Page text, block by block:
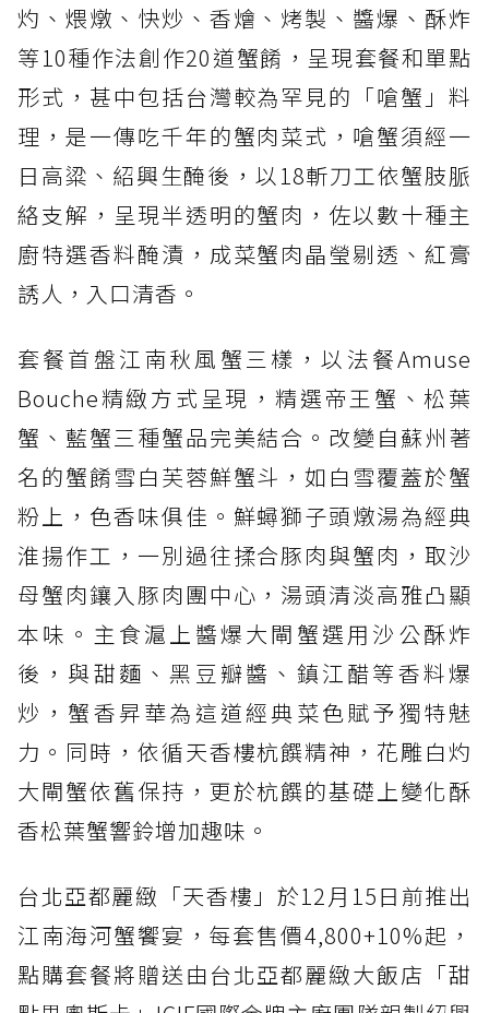
灼、煨燉、快炒、香燴、烤製、醬爆、酥炸
等10種作法創作20道蟹餚，呈現套餐和單點
形式，甚中包括台灣較為罕見的「嗆蟹」料
理，是一傳吃千年的蟹肉菜式，嗆蟹須經一
日高粱、紹興生醃後，以18斬刀工依蟹肢脈
絡支解，呈現半透明的蟹肉，佐以數十種主
廚特選香料醃漬，成菜蟹肉晶瑩剔透、紅膏
誘人，入口清香。
套餐首盤江南秋風蟹三樣，以法餐Amuse
Bouche精緻方式呈現，精選帝王蟹、松葉
蟹、藍蟹三種蟹品完美結合。改變自蘇州著
名的蟹餚雪白芙蓉鮮蟹斗，如白雪覆蓋於蟹
粉上，色香味俱佳。鮮蟳獅子頭燉湯為經典
淮揚作工，一別過往揉合豚肉與蟹肉，取沙
母蟹肉鑲入豚肉團中心，湯頭清淡高雅凸顯
本味。主食滬上醬爆大閘蟹選用沙公酥炸
後，與甜麵、黑豆瓣醬、鎮江醋等香料爆
炒，蟹香昇華為這道經典菜色賦予獨特魅
力。同時，依循天香樓杭饌精神，花雕白灼
大閘蟹依舊保持，更於杭饌的基礎上變化酥
香松葉蟹響鈴增加趣味。
台北亞都麗緻「天香樓」於12月15日前推出
江南海河蟹饗宴，每套售價4,800+10%起，
點購套餐將贈送由台北亞都麗緻大飯店「甜